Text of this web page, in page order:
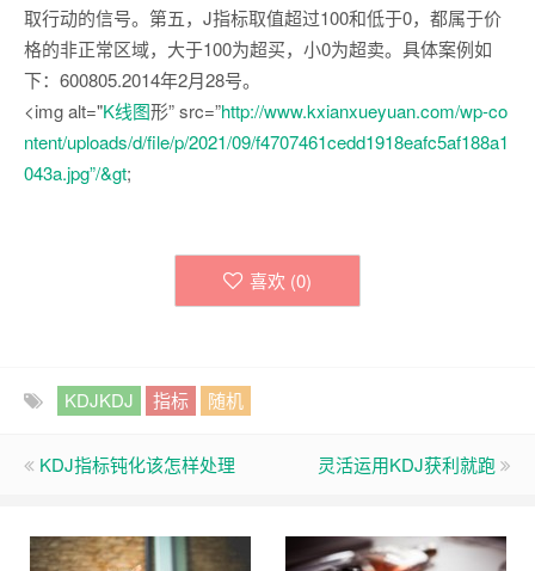
取行动的信号。第五，J指标取值超过100和低于0，都属于价
格的非正常区域，大于100为超买，小0为超卖。具体案例如
下：600805.2014年2月28号。
<img alt="K线图形” src=”http://www.kxianxueyuan.com/wp-co
ntent/uploads/d/file/p/2021/09/f4707461cedd1918eafc5af188a1
043a.jpg”/&gt;
喜欢 (0)
KDJKDJ 指标 随机
KDJ指标钝化该怎样处理 灵活运用KDJ获利就跑